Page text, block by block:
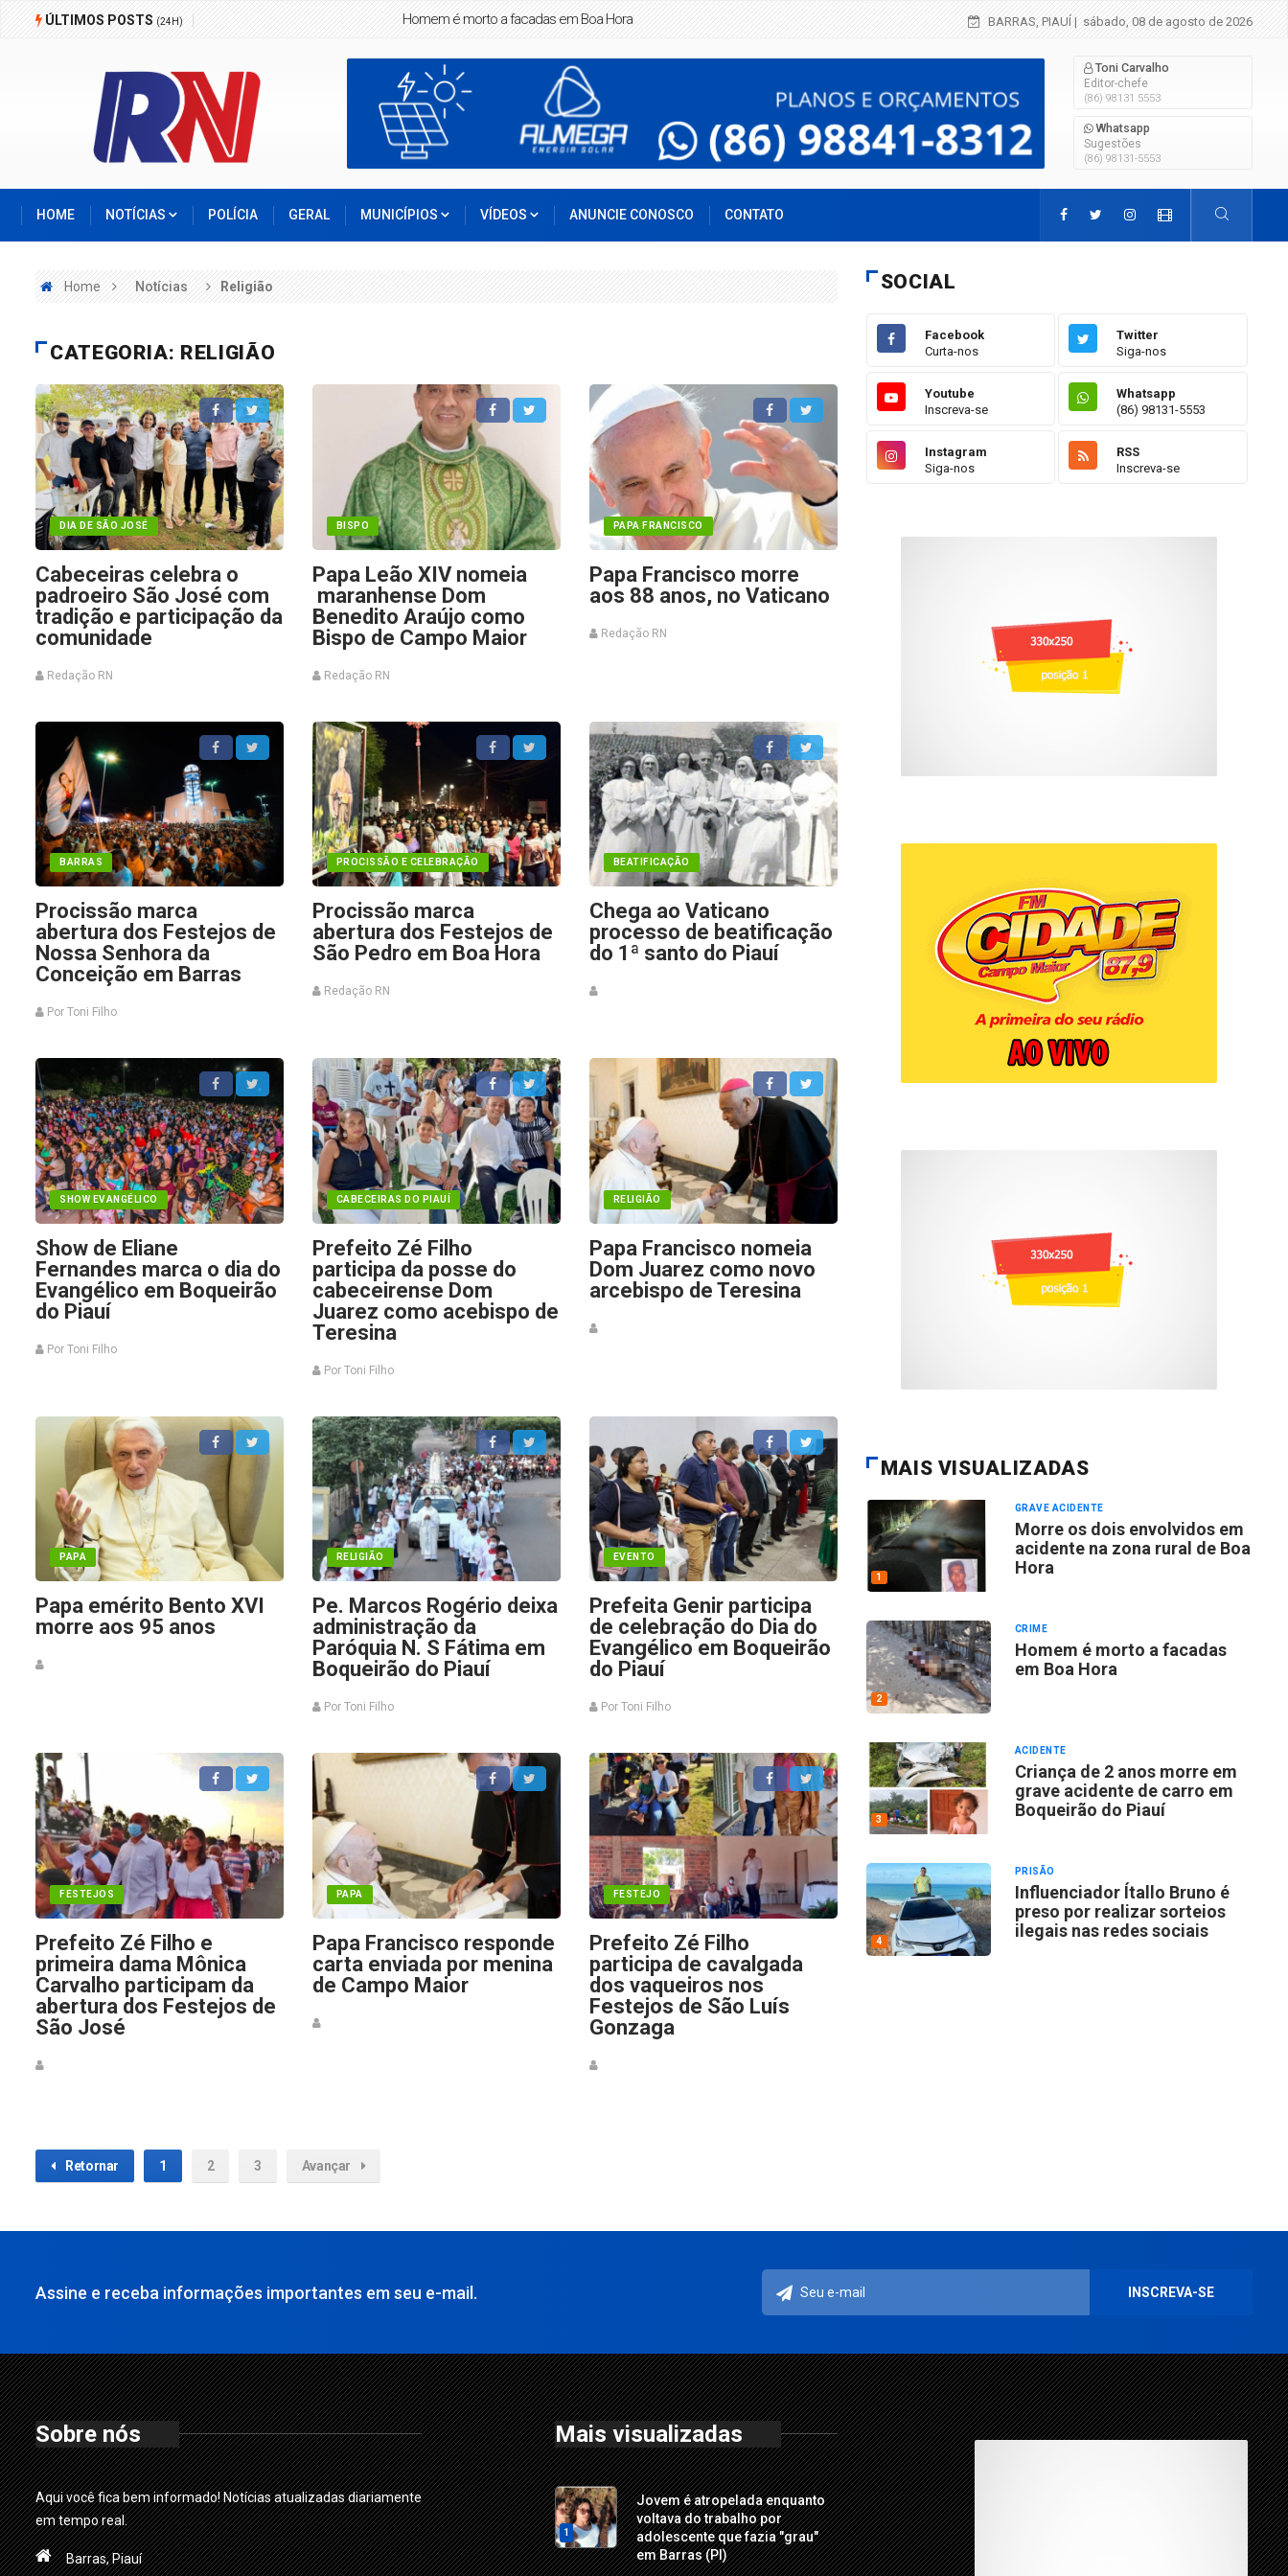
ÚLTIMOS POSTS(24H) Homem é morto a facadas em Boa Hora Criança de 2 anos morre em grave
BARRAS, PIAUÍ| sábado, 08 de agosto de 2026
Toni Carvalho
Editor-chefe
(86) 98131 5553
Whatsapp
Sugestões
(86) 98131-5553
HOME NOTÍCIAS POLÍCIA GERAL MUNICÍPIOS VÍDEOS ANUNCIE CONOSCO CONTATO
Home Notícias Religião
CATEGORIA: RELIGIÃO
DIA DE SÃO JOSÉ
Cabeceiras celebra o
padroeiro São José com
tradição e participação da
comunidade
Redação RN
BISPO
Papa Leão XIV nomeia
maranhense Dom
Benedito Araújo como
Bispo de Campo Maior
Redação RN
PAPA FRANCISCO
Papa Francisco morre
aos 88 anos, no Vaticano
Redação RN
BARRAS
Procissão marca
abertura dos Festejos de
Nossa Senhora da
Conceição em Barras
Por Toni Filho
PROCISSÃO E CELEBRAÇÃO
Procissão marca
abertura dos Festejos de
São Pedro em Boa Hora
Redação RN
BEATIFICAÇÃO
Chega ao Vaticano
processo de beatificação
do 1ª santo do Piauí
SHOW EVANGÉLICO
Show de Eliane
Fernandes marca o dia do
Evangélico em Boqueirão
do Piauí
Por Toni Filho
CABECEIRAS DO PIAUÍ
Prefeito Zé Filho
participa da posse do
cabeceirense Dom
Juarez como acebispo de
Teresina
Por Toni Filho
RELIGIÃO
Papa Francisco nomeia
Dom Juarez como novo
arcebispo de Teresina
PAPA
Papa emérito Bento XVI
morre aos 95 anos
RELIGIÃO
Pe. Marcos Rogério deixa
administração da
Paróquia N. S Fátima em
Boqueirão do Piauí
Por Toni Filho
EVENTO
Prefeita Genir participa
de celebração do Dia do
Evangélico em Boqueirão
do Piauí
Por Toni Filho
FESTEJOS
Prefeito Zé Filho e
primeira dama Mônica
Carvalho participam da
abertura dos Festejos de
São José
PAPA
Papa Francisco responde
carta enviada por menina
de Campo Maior
FESTEJO
Prefeito Zé Filho
participa de cavalgada
dos vaqueiros nos
Festejos de São Luís
Gonzaga
Retornar 1 2 3 Avançar
SOCIAL
Facebook
Curta-nos
Twitter
Siga-nos
Youtube
Inscreva-se
Whatsapp
(86) 98131-5553
Instagram
Siga-nos
RSS
Inscreva-se
MAIS VISUALIZADAS
1
GRAVE ACIDENTE
Morre os dois envolvidos em
acidente na zona rural de Boa
Hora
2
CRIME
Homem é morto a facadas
em Boa Hora
3
ACIDENTE
Criança de 2 anos morre em
grave acidente de carro em
Boqueirão do Piauí
4
PRISÃO
Influenciador Ítallo Bruno é
preso por realizar sorteios
ilegais nas redes sociais
Assine e receba informações importantes em seu e-mail.
Sobre nós
Aqui você fica bem informado! Notícias atualizadas diariamente
em tempo real.
Barras, Piauí
Mais visualizadas
1
Jovem é atropelada enquanto
voltava do trabalho por
adolescente que fazia "grau"
em Barras (PI)